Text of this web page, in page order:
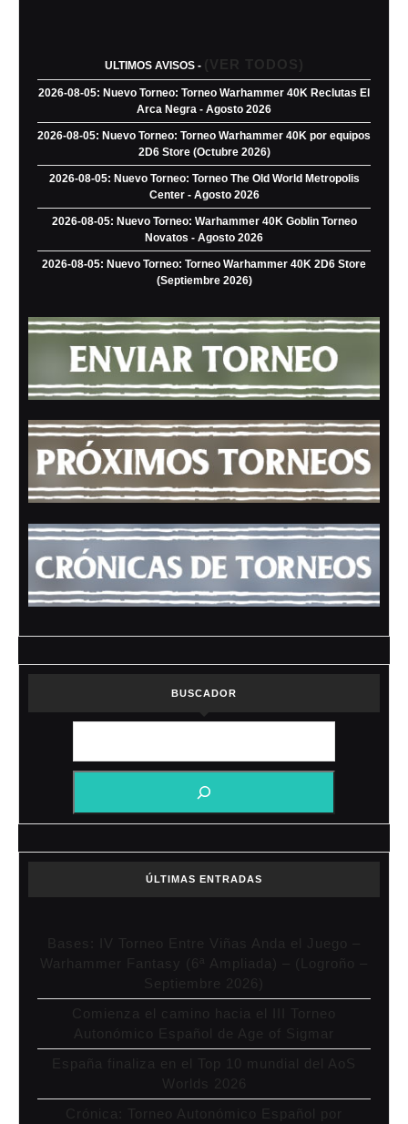
ULTIMOS AVISOS - (VER TODOS)
2026-08-05: Nuevo Torneo: Torneo Warhammer 40K Reclutas El
Arca Negra - Agosto 2026
2026-08-05: Nuevo Torneo: Torneo Warhammer 40K por equipos
2D6 Store (Octubre 2026)
2026-08-05: Nuevo Torneo: Torneo The Old World Metropolis
Center - Agosto 2026
2026-08-05: Nuevo Torneo: Warhammer 40K Goblin Torneo
Novatos - Agosto 2026
2026-08-05: Nuevo Torneo: Torneo Warhammer 40K 2D6 Store
(Septiembre 2026)
BUSCADOR
ÚLTIMAS ENTRADAS
Bases: IV Torneo Entre Viñas Anda el Juego –
Warhammer Fantasy (6ª Ampliada) – (Logroño –
Septiembre 2026)
Comienza el camino hacia el III Torneo
Autonómico Español de Age of Sigmar
España finaliza en el Top 10 mundial del AoS
Worlds 2026
Crónica: Torneo Autonómico Español por